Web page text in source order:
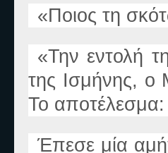
«Ποιος τη
«Την εντολή
της Ισμήνης, ο
Το
Έπεσε μία